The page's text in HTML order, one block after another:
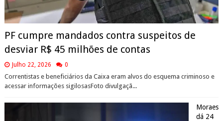
PF cumpre mandados contra suspeitos de
desviar R$ 45 milhões de contas
Julho 22, 2026 0
Correntistas e beneficiários da Caixa eram alvos do esquema criminoso e
acessar informações sigilosasFoto divulgaçã...
Moraes
dá 24